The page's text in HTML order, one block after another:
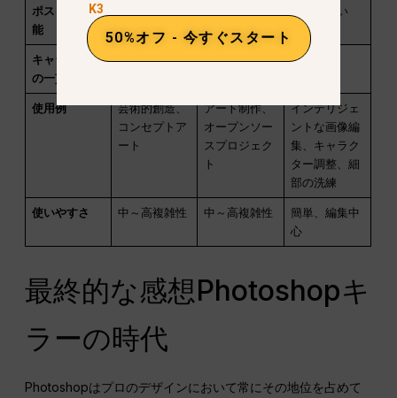
ポスト編集機
能
素晴らしい
キャラクター
の一貫性
弱い 弱い 強い
使用例
芸術的創造、
コンセプトア
ート
アート制作、
オープンソー
スプロジェク
ト
インテリジェ
ントな画像編
集、キャラク
ター調整、細
部の洗練
使いやすさ 中～高複雑性 中～高複雑性
簡単、編集中
心
最終的な感想Photoshopキ
ラーの時代
Photoshopはプロのデザインにおいて常にその地位を占めて
K3
50%オフ - 今すぐスタート